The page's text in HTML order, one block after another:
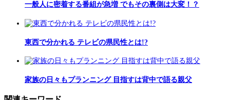
一般人に密着する番組が急増 でもその裏側は大変！？
東西で分かれる テレビの県民性とは!?
家族の日々もプランニング 目指すは背中で語る親父